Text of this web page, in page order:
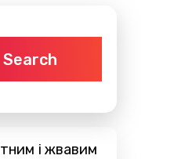
Search
і жвавим